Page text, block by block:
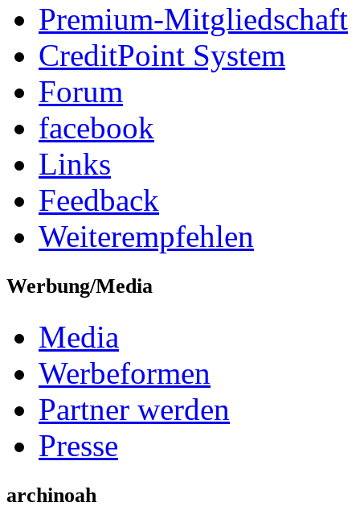
Premium-Mitgliedschaft
CreditPoint System
Forum
facebook
Links
Feedback
Weiterempfehlen
Werbung/Media
Media
Werbeformen
Partner werden
Presse
archinoah